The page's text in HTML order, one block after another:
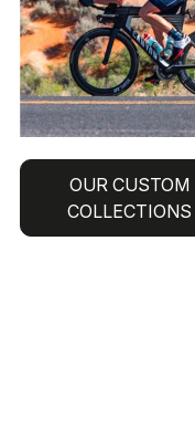
OUR CUSTOM
COLLECTIONS